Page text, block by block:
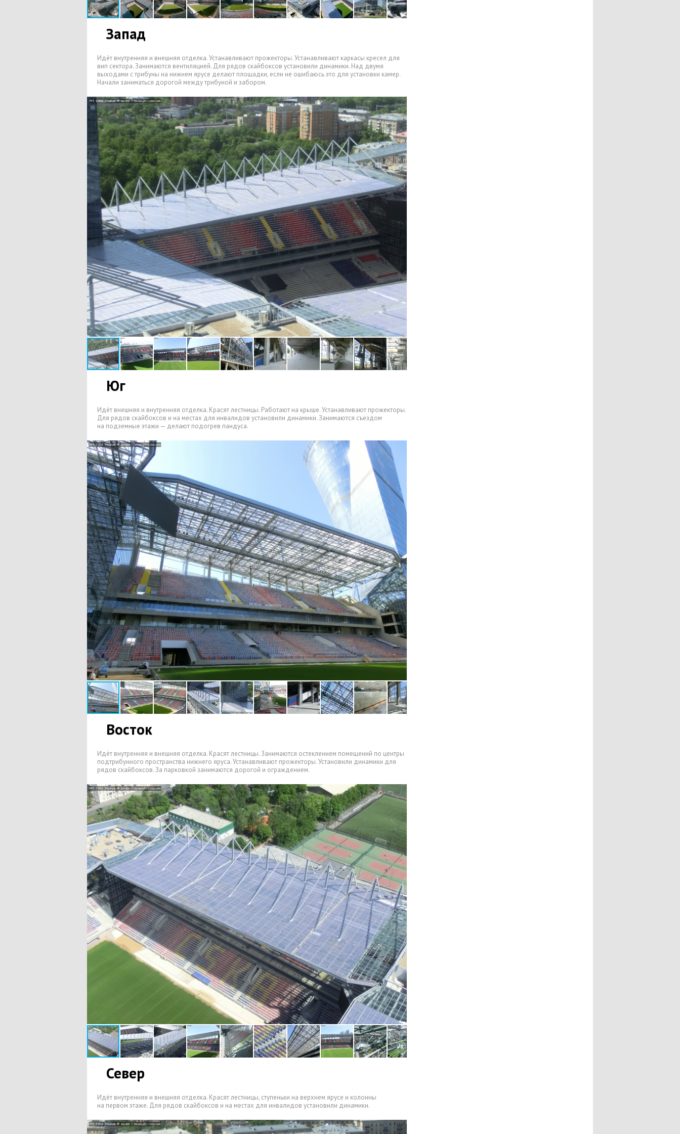
Запад
Идёт внутренняя и внешняя отделка. Устанавливают прожекторы. Устанавливают каркасы кресел для
вип сектора. Занимаются вентиляцией. Для рядов скайбоксов установили динамики. Над двумя
выходами с трибуны на нижнем ярусе делают площадки, если не ошибаюсь это для установки камер.
Начали заниматься дорогой между трибуной и забором.
Юг
Идёт внешняя и внутренняя отделка. Красят лестницы. Работают на крыше. Устанавливают прожекторы.
Для рядов скайбоксов и на местах для инвалидов установили динамики. Занимаются съездом
на подземные этажи — делают подогрев пандуса.
Восток
Идёт внутренняя и внешняя отделка. Красят лестницы. Занимаются остеклением помещений по центры
подтрибунного пространства нижнего яруса. Устанавливают прожекторы. Установили динамики для
рядов скайбоксов. За парковкой занимаются дорогой и ограждением.
Север
Идёт внутренняя и внешняя отделка. Красят лестницы, ступеньки на верхнем ярусе и колонны
на первом этаже. Для рядов скайбоксов и на местах для инвалидов установили динамики.